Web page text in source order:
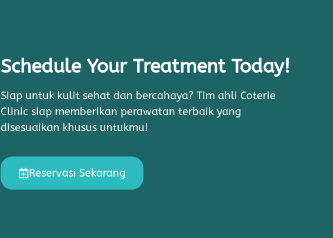
Schedule Your Treatment Today!
Siap untuk kulit sehat dan bercahaya? Tim ahli Coterie
Clinic siap memberikan perawatan terbaik yang
disesuaikan khusus untukmu!
Reservasi Sekarang